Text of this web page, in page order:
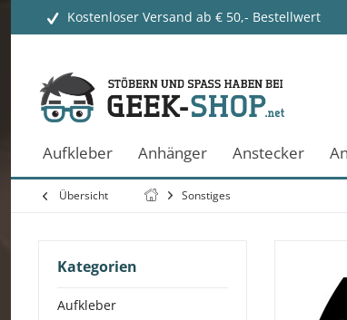
Kostenloser Versand ab € 50,- Bestellwert
Aufkleber Anhänger Anstecker
Übersicht Sonstiges
Kategorien
Aufkleber